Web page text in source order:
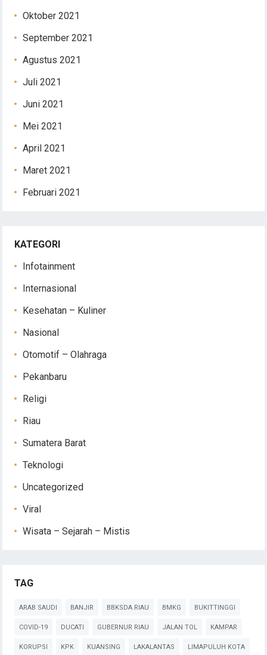
Oktober 2021
September 2021
Agustus 2021
Juli 2021
Juni 2021
Mei 2021
April 2021
Maret 2021
Februari 2021
KATEGORI
Infotainment
Internasional
Kesehatan – Kuliner
Nasional
Otomotif – Olahraga
Pekanbaru
Religi
Riau
Sumatera Barat
Teknologi
Uncategorized
Viral
Wisata – Sejarah – Mistis
TAG
ARAB SAUDI BANJIR BBKSDA RIAU BMKG BUKITTINGGI
COVID-19 DUCATI GUBERNUR RIAU JALAN TOL KAMPAR
KORUPSI KPK KUANSING LAKALANTAS LIMAPULUH KOTA